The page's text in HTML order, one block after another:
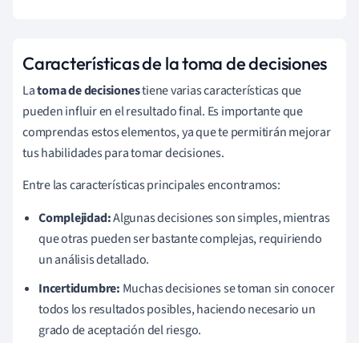
Características de la toma de decisiones
Latoma de decisionestiene varias características que
pueden influir en el resultado final. Es importante que
comprendas estos elementos, ya que te permitirán mejorar
tus habilidades para tomar decisiones.
Entre las características principales encontramos:
Complejidad:Algunas decisiones son simples, mientras
que otras pueden ser bastante complejas, requiriendo
un análisis detallado.
Incertidumbre: Muchas decisiones se toman sin conocer
todos los resultados posibles, haciendo necesario un
grado de aceptación del riesgo.